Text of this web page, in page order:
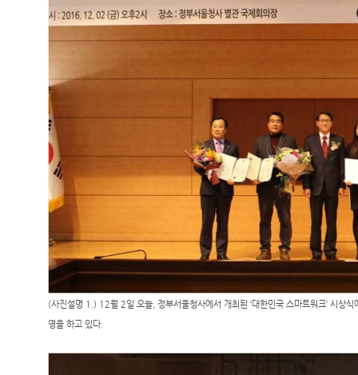
(사진설명 1.) 12월 2일 오늘, 정부서울청사에서 개최된 ‘대한민국 스마트워크’ 시상
영을 하고 있다.